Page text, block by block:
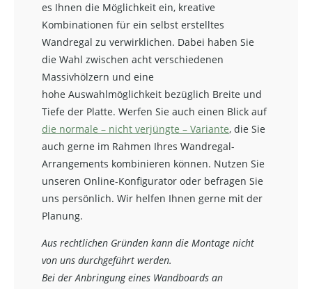
es Ihnen die Möglichkeit ein, kreative
Kombinationen für ein selbst erstelltes
Wandregal zu verwirklichen. Dabei haben Sie
die Wahl zwischen acht verschiedenen
Massivhölzern und eine
hohe Auswahlmöglichkeit bezüglich Breite und
Tiefe der Platte. Werfen Sie auch einen Blick auf
die normale – nicht verjüngte – Variante, die Sie
auch gerne im Rahmen Ihres Wandregal-
Arrangements kombinieren können. Nutzen Sie
unseren Online-Konfigurator oder befragen Sie
uns persönlich. Wir helfen Ihnen gerne mit der
Planung.
Aus rechtlichen Gründen kann die Montage nicht
von uns durchgeführt werden.
Bei der Anbringung eines Wandboards an